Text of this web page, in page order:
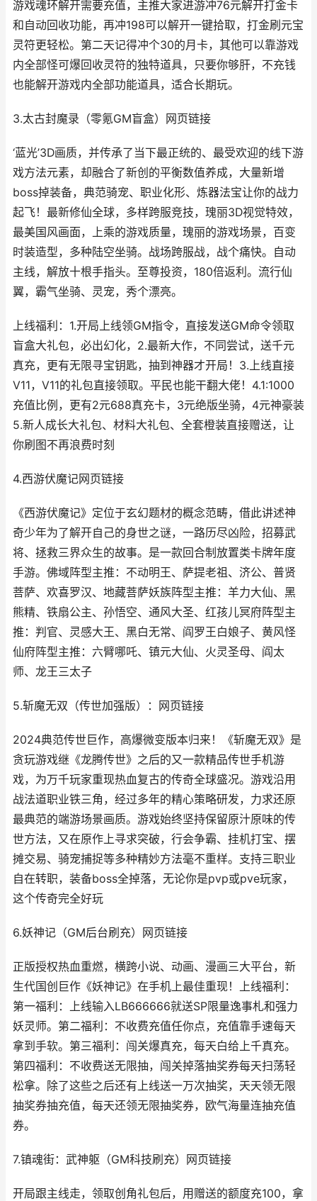
游戏魂环解开需要充值，主推大家进游冲76元解开打金卡
和自动回收功能，再冲198可以解开一键拾取，打金刷元宝
灵符更轻松。第二天记得冲个30的月卡，其他可以靠游戏
内全部怪可爆回收灵符的独特道具，只要你够肝，不充钱
也能解开游戏内全部功能道具，适合长期玩。
3.太古封魔录（零氪GM盲盒）网页链接
‘蓝光’3D画质，并传承了当下最正统的、最受欢迎的线下游
戏方法元素，却融合了新创的平衡数值养成，大量新增
boss掉装备，典范骑宠、职业化形、炼器法宝让你的战力
起飞！最新修仙全球，多样跨服竞技，瑰丽3D视觉特效，
最美国风画面，上乘的游戏质量，瑰丽的游戏场景，百变
时装造型，多种陆空坐骑。战场跨服战，战个痛快。自动
主线，解放十根手指头。至尊投资，180倍返利。流行仙
翼，霸气坐骑、灵宠，秀个漂亮。
上线福利：1.开局上线领GM指令，直接发送GM命令领取
盲盒大礼包，必出幻化，2.最新大作，不同尝试，送千元
真充，更有无限寻宝钥匙，抽到神器才开局！3.上线直接
V11，V11的礼包直接领取。平民也能干翻大佬！4.1:1000
充值比例，更有2元688真充卡，3元绝版坐骑，4元神豪装
5.新人成长大礼包、材料大礼包、全套橙装直接赠送，让
你刷图不再浪费时刻
4.西游伏魔记网页链接
《西游伏魔记》定位于玄幻题材的概念范畴，借此讲述神
奇少年为了解开自己的身世之谜，一路历尽凶险，招募武
将、拯救三界众生的故事。是一款回合制放置类卡牌年度
手游。佛域阵型主推：不动明王、萨提老祖、济公、普贤
菩萨、欢喜罗汉、地藏菩萨妖族阵型主推：羊力大仙、黑
熊精、铁扇公主、孙悟空、通风大圣、红孩儿冥府阵型主
推：判官、灵感大王、黑白无常、阎罗王白娘子、黄风怪
仙府阵型主推：六臂哪吒、镇元大仙、火灵圣母、阎太
师、龙王三太子
5.斩魔无双（传世加强版）：网页链接
2024典范传世巨作，高爆微变版本归来！《斩魔无双》是
贪玩游戏继《龙腾传世》之后的又一款精品传世手机游
戏，为万千玩家重现热血复古的传奇全球盛况。游戏沿用
战法道职业铁三角，经过多年的精心策略研发，力求还原
最典范的端游场景画质。游戏始终坚持保留原汁原味的传
世方法，又在原作上寻求突破，行会争霸、挂机打宝、摆
摊交易、骑宠捕捉等多种精妙方法毫不重样。支持三职业
自在转职，装备boss全掉落，无论你是pvp或pve玩家，
这个传奇完全好玩
6.妖神记（GM后台刷充）网页链接
正版授权热血重燃，横跨小说、动画、漫画三大平台，新
生代国创巨作《妖神记》在手机上最佳重现！上线福利：
第一福利：上线输入LB666666就送SP限量逸事札和强力
妖灵师。第二福利：不收费充值任你点，充值靠手速每天
拿到手软。第三福利：闯关爆真充，每天白给上千真充。
第四福利：不收费送无限抽，闯关掉落抽奖券每天扫荡轻
松拿。除了这些之后还有上线送一万次抽奖，天天领无限
抽奖券抽充值，每天还领无限抽奖券，欧气海量连抽充值
券。
7.镇魂街：武神躯（GM科技刷充）网页链接
开局跟主线走，领取创角礼包后，用赠送的额度充100，拿